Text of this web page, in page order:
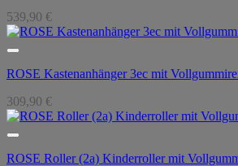
539,90 €
ROSE Kastenanhänger 3ec mit
309,90 €
ROSE Roller (2a) Kinderroller mit